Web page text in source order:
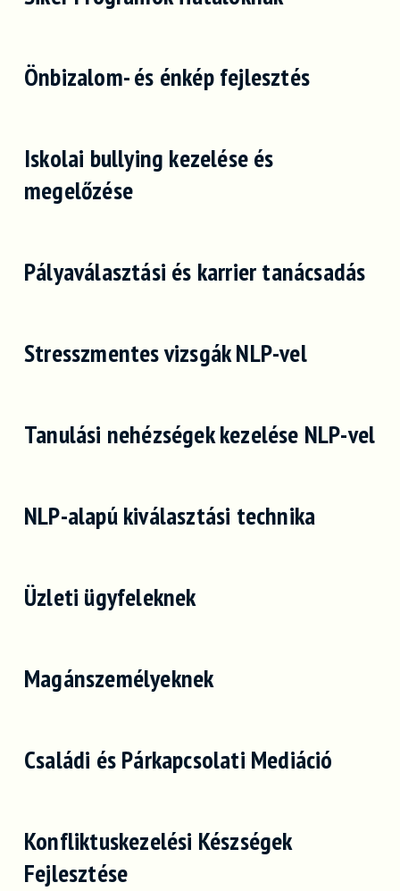
Önbizalom- és énkép fejlesztés
Iskolai bullying kezelése és
megelőzése
Pályaválasztási és karrier tanácsadás
Stresszmentes vizsgák NLP-vel
Tanulási nehézségek kezelése NLP-vel
NLP-alapú kiválasztási technika
Üzleti ügyfeleknek
Magánszemélyeknek
Családi és Párkapcsolati Mediáció
Konfliktuskezelési Készségek
Fejlesztése